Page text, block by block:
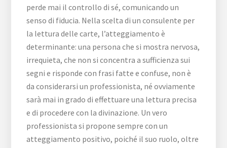
perde mai il controllo di sé, comunicando un
senso di fiducia. Nella scelta di un consulente per
la lettura delle carte, l’atteggiamento è
determinante: una persona che si mostra nervosa,
irrequieta, che non si concentra a sufficienza sui
segni e risponde con frasi fatte e confuse, non è
da considerarsi un professionista, né ovviamente
sarà mai in grado di effettuare una lettura precisa
e di procedere con la divinazione. Un vero
professionista si propone sempre con un
atteggiamento positivo, poiché il suo ruolo, oltre